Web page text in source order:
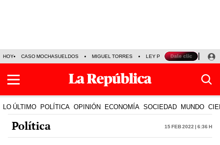
HOY CASO MOCHASUELDOS MIGUEL TORRES LEY PULPÍN PRECIO DEL
LO ÚLTIMO POLÍTICA OPINIÓN ECONOMÍA SOCIEDAD MUNDO
Política 15 Feb 2022 | 6:36 h